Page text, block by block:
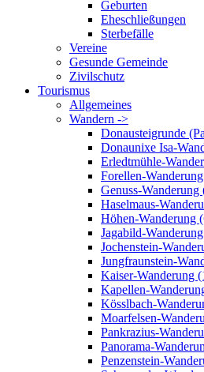
Geburten
Eheschließungen
Sterbefälle
Vereine
Gesunde Gemeinde
Zivilschutz
Tourismus
Allgemeines
Wandern ->
Donausteigrunde
Donaunixe Isa-
Erledtmühle-
Forellen-
Genuss-Wanderung
Haselmaus-
Höhen-Wanderung
Jagabild-
Jochenstein-
Jungfraunstein-
Kaiser-Wanderung
Kapellen-
Kösslbach-
Moarfelsen-
Pankrazius-
Panorama-
Penzenstein-